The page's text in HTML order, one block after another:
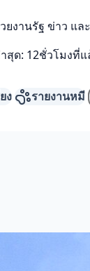
งานรัฐ ข่าว แล
สุด: 12ชั่วโมงที่แ
ง รายงานหมี